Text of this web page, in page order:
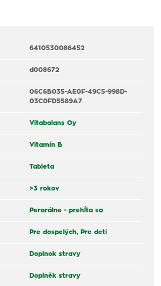
6410530086452
d008672
06C6B035-AE0F-49C5-998D-
03C0FD5589A7
Vitabalans Oy
Vitamín B
Tableta
>3 rokov
Perorálne - prehĺta sa
Pre dospelých, Pre deti
Doplnok stravy
Doplněk stravy